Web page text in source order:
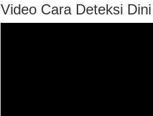
Video Cara Deteksi